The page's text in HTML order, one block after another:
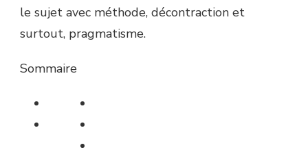
le sujet avec méthode, décontraction et
surtout, pragmatisme.
Sommaire